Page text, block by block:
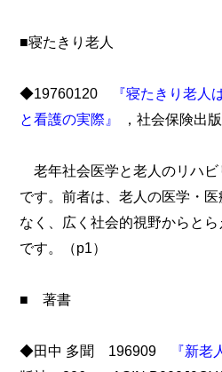
■寝たきり老人
◆19760120
『寝たきり老
と看護の実際』
，社会保険出
老年社会医学と老人のリハビ
です。前者は、老人の医学・
なく、広く社会的視野からと
です。（p1）
■ 著書
◆田中 多聞 196909 『新老